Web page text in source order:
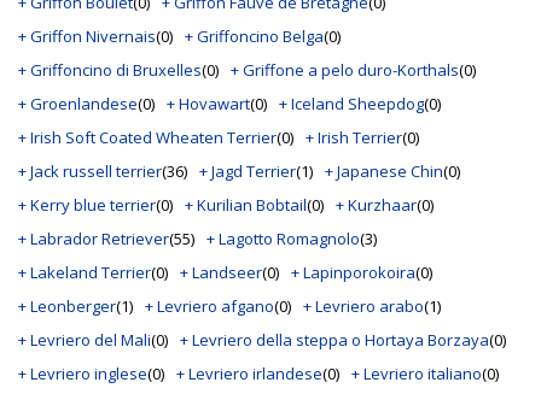
+ Griffon Nivernais(0) + Griffoncino Belga(0)
+ Griffoncino di Bruxelles(0) + Griffone a pelo duro-Korthals(0)
+ Groenlandese(0) + Hovawart(0) + Iceland Sheepdog(0)
+ Irish Soft Coated Wheaten Terrier(0) + Irish Terrier(0)
+ Jack russell terrier(36) + Jagd Terrier(1) + Japanese Chin(0)
+ Kerry blue terrier(0) + Kurilian Bobtail(0) + Kurzhaar(0)
+ Labrador Retriever(55) + Lagotto Romagnolo(3)
+ Lakeland Terrier(0) + Landseer(0) + Lapinporokoira(0)
+ Leonberger(1) + Levriero afgano(0) + Levriero arabo(1)
+ Levriero del Mali(0) + Levriero della steppa o Hortaya Borzaya(0)
+ Levriero inglese(0) + Levriero irlandese(0) + Levriero italiano(0)